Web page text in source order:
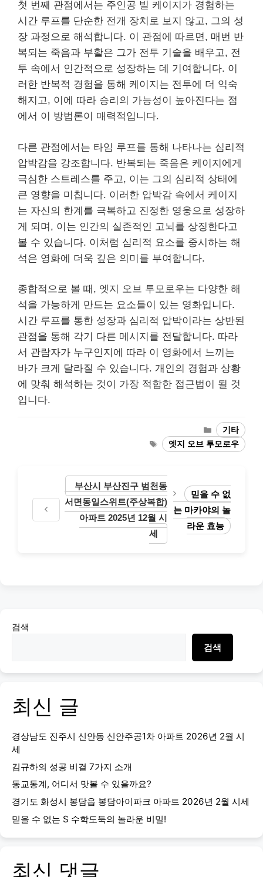
첫 번째 관점에서는 주인공 빌 케이지가 경험하는
시간 루프를 단순한 전개 장치로 보지 않고, 그의 성
장 과정으로 해석합니다. 이 관점에 따르면, 매번 반
복되는 죽음과 부활은 그가 전투 기술을 배우고, 전
투 속에서 인간적으로 성장하는 데 기여합니다. 이
러한 반복적 경험을 통해 케이지는 전투에 더 익숙
해지고, 이에 따라 승리의 가능성이 높아진다는 점
에서 이 방법론이 매력적입니다.
다른 관점에서는 타임 루프를 통해 나타나는 심리적
압박감을 강조합니다. 반복되는 죽음은 케이지에게
극심한 스트레스를 주고, 이는 그의 심리적 상태에
큰 영향을 미칩니다. 이러한 압박감 속에서 케이지
는 자신의 한계를 극복하고 진정한 영웅으로 성장하
게 되며, 이는 인간의 실존적인 고뇌를 상징한다고
볼 수 있습니다. 이처럼 심리적 요소를 중시하는 해
석은 영화에 더욱 깊은 의미를 부여합니다.
종합적으로 볼 때, 엣지 오브 투모로우는 다양한 해
석을 가능하게 만드는 요소들이 있는 영화입니다.
시간 루프를 통한 성장과 심리적 압박이라는 상반된
관점을 통해 각기 다른 메시지를 전달합니다. 따라
서 관람자가 누구인지에 따라 이 영화에서 느끼는
바가 크게 달라질 수 있습니다. 개인의 경험과 상황
에 맞춰 해석하는 것이 가장 적합한 접근법이 될 것
입니다.
Categories
기타
Tags엣지 오브 투모로우
부산시 부산진구 범천동
서면동일스위트(주상복합)
아파트 2025년 12월 시
세
믿을 수 없
는 마카야의 놀
라운 효능
검색
검색
최신 글
경상남도 진주시 신안동 신안주공1차 아파트 2026년 2월 시
세
김규하의 성공 비결 7가지 소개
동교동계, 어디서 맛볼 수 있을까요?
경기도 화성시 봉담읍 봉담아이파크 아파트 2026년 2월 시세
믿을 수 없는 S 수학도둑의 놀라운 비밀!
최신 댓글